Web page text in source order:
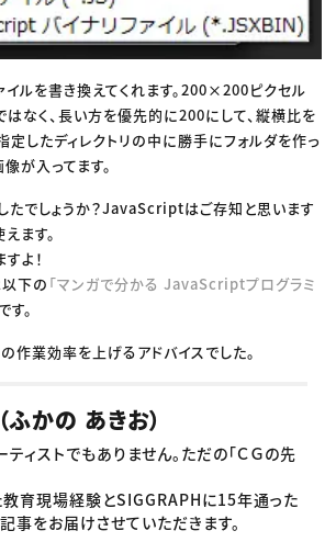
ルを書き換えてくれます。200×200ピクセル
なく、長い方を優先的に200にして、縦横比を
定したディレクトリの中に勝手にフォルダを作っ
が入ってます。
たでしょうか？JavaScriptはご存知と思います
ます。
よ！
下の 「マンガで分かる JavaScriptプログラミ
す。
作業効率を上げるアドバイスでした。
かの あきお）
ィストでもありません。ただの「ＣＧの先
育現場経験とSIGGRAPHに15年通った
事をお届けさせていただきます。